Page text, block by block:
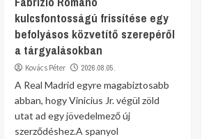
kulcsfontosságú frissítése egy
befolyásos közvetítő szerepéről
a tárgyalásokban
Kovács Péter 2026.08.05.
A Real Madrid egyre magabiztosabb
abban, hogy Vinicius Jr. végül zöld
utat ad egy jövedelmező új
szerződéshez.A spanyol